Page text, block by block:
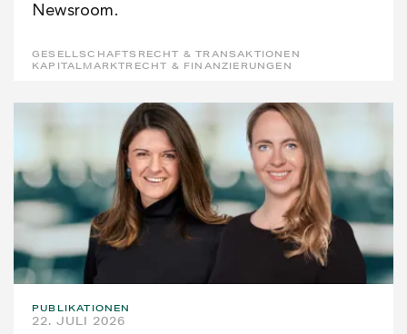
Newsroom.
GESELLSCHAFTSRECHT & TRANSAKTIONEN
KAPITALMARKTRECHT & FINANZIERUNGEN
PUBLIKATIONEN
22. JULI 2026